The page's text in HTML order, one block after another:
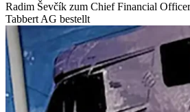
Radim Ševčík zum Chief Financial
Tabbert AG bestellt